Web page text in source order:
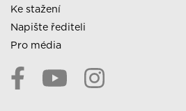
Ke stažení
Napište řediteli
Pro média